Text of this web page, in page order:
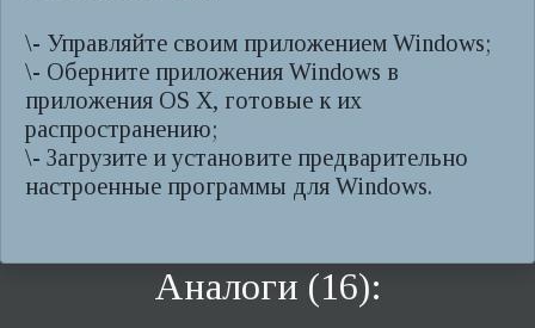
\- Управляйте своим приложением Windows;
\- Оберните приложения Windows в
приложения OS X, готовые к их
распространению;
\- Загрузите и установите предварительно
настроенные программы для Windows.
Аналоги (16):